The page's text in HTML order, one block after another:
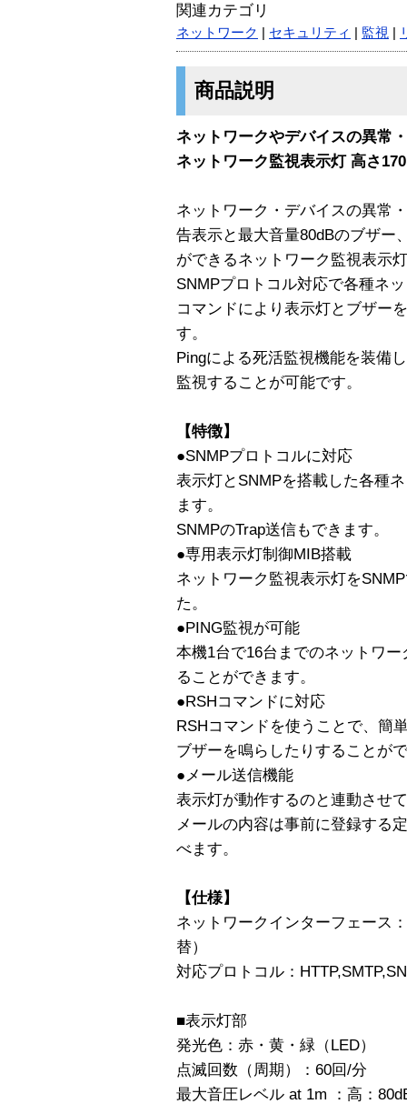
関連カテゴリ
ネットワーク セキュリティ 監視
商品説明
ネットワークやデバイスの異常
ネットワーク監視表示灯 高さ
ネットワーク・デバイスの異常
告表示と最大音量80dBのブザー
ができるネットワーク監視表示
SNMPプロトコル対応で各種ネ
コマンドにより表示灯とブザー
す。
Pingによる死活監視機能を装備
監視することが可能です。
【特徴】
●SNMPプロトコルに対応
表示灯とSNMPを搭載した各種
ます。
SNMPのTrap送信もできます。
●専用表示灯制御MIB搭載
ネットワーク監視表示灯を
た。
●PING監視が可能
本機1台で16台までのネットワ
ることができます。
●RSHコマンドに対応
RSHコマンドを使うことで、簡
ブザーを鳴らしたりすることが
●メール送信機能
表示灯が動作するのと連動させ
メールの内容は事前に登録する
べます。
【仕様】
ネットワークインターフェース
替）
対応プロトコル：
■表示灯部
発光色：赤・黄・緑（LED）
点滅回数（周期）：60回/分
最大音圧レベル at 1m ：高：